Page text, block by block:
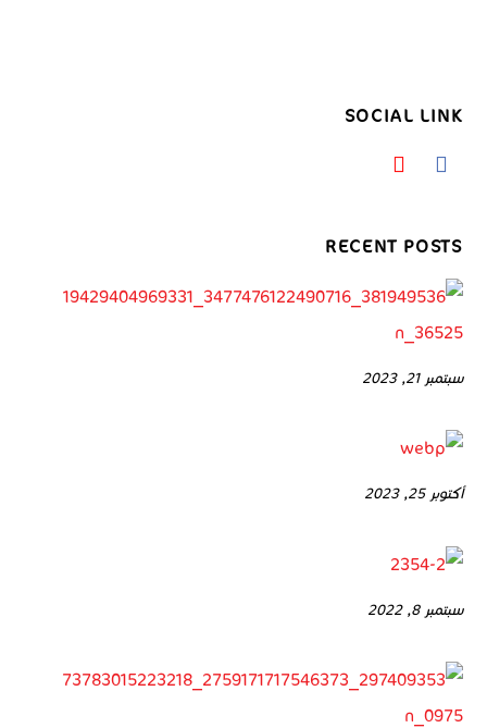
SOCIAL LINK
RECENT POSTS
سبتمبر 21, 2023
أكتوبر 25, 2023
سبتمبر 8, 2022